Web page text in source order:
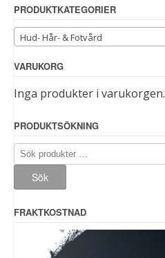
PRODUKTKATEGORIER
Hud- Hår- & Fotvård
VARUKORG
Inga produkter i varukorgen.
PRODUKTSÖKNING
Sök
efter:
Sök
FRAKTKOSTNAD